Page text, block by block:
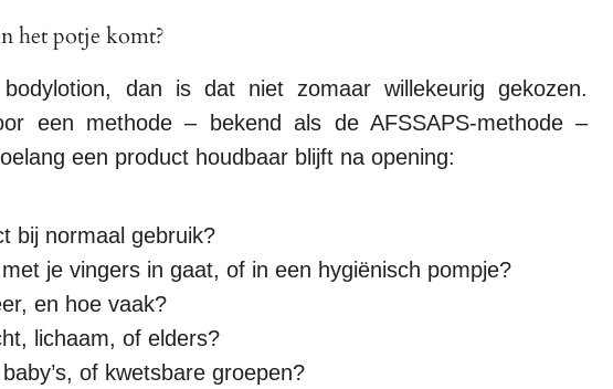
het potje komt?
dan is dat niet zomaar willekeurig gekozen.
een methode – bekend als de AFSSAPS-methode –
een product houdbaar blijft na opening:
bij normaal gebruik?
je vingers in gaat, of in een hygiënisch pompje?
en hoe vaak?
lichaam, of elders?
of kwetsbare groepen?